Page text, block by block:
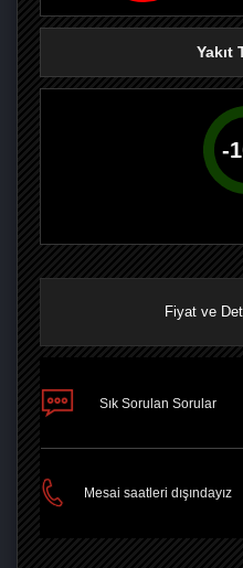
Yakıt
-
Fiyat ve
Sık Sorulan Sorular
Mesai saatleri dışındayız